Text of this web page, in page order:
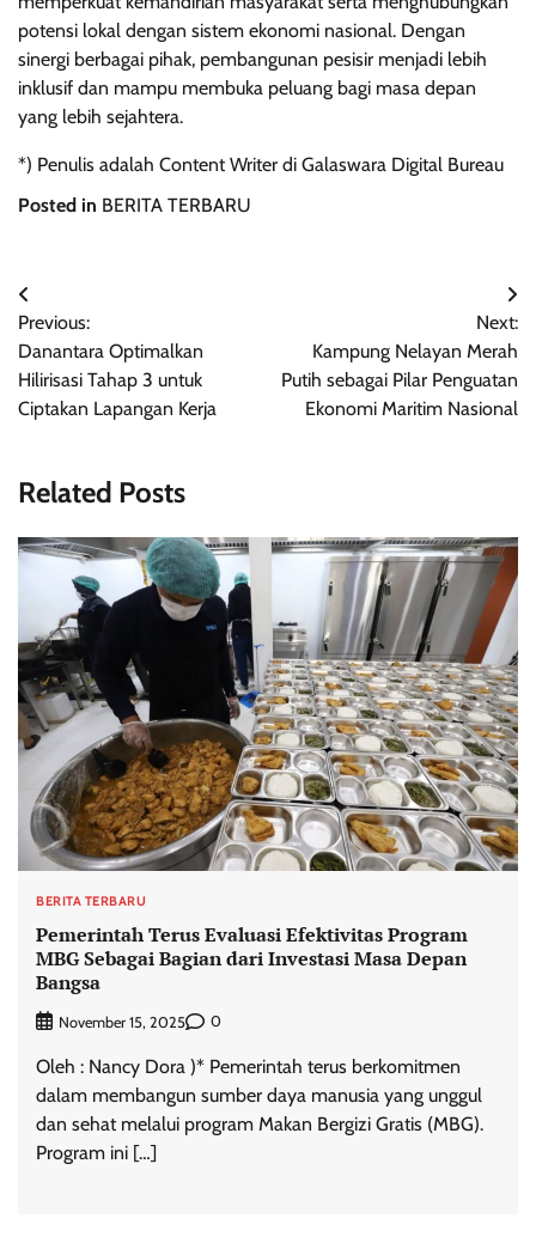
potensi lokal dengan sistem ekonomi nasional. Dengan
sinergi berbagai pihak, pembangunan pesisir menjadi lebih
inklusif dan mampu membuka peluang bagi masa depan
yang lebih sejahtera.
*) Penulis adalah Content Writer di Galaswara Digital Bureau
Posted in BERITA TERBARU
Navigasi
pos
Previous:
Danantara Optimalkan
Hilirisasi Tahap 3 untuk
Ciptakan Lapangan Kerja
Next:
Kampung Nelayan Merah
Putih sebagai Pilar Penguatan
Ekonomi Maritim Nasional
Related Posts
BERITA TERBARU
Pemerintah Terus Evaluasi Efektivitas Program
MBG Sebagai Bagian dari Investasi Masa Depan
Bangsa
November 15, 2025 0
Oleh : Nancy Dora )* Pemerintah terus berkomitmen
dalam membangun sumber daya manusia yang unggul
dan sehat melalui program Makan Bergizi Gratis (MBG).
Program ini […]